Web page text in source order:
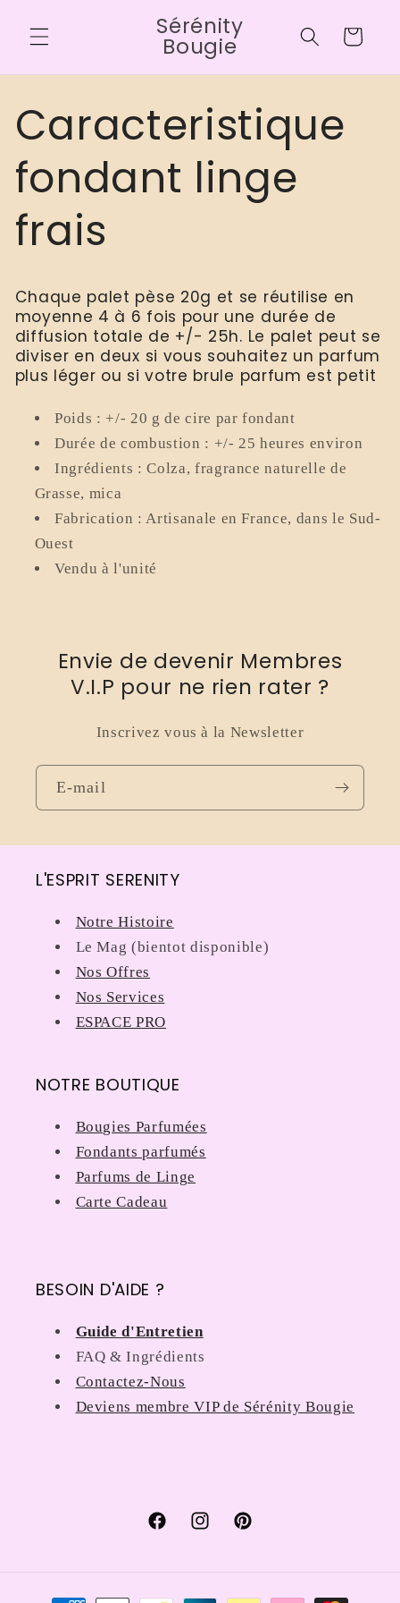
au
Sérénity
Bougie Panier
Caracteristique
fondant linge
frais
Chaque palet pèse 20g et se réutilise en
moyenne 4 à 6 fois pour une durée de
diffusion totale de +/- 25h. Le palet peut se
diviser en deux si vous souhaitez un parfum
plus léger ou si votre brule parfum est petit
Poids : +/- 20 g de cire par fondant
Durée de combustion : +/- 25 heures environ
Ingrédients : Colza, fragrance naturelle de
Grasse, mica
Fabrication : Artisanale en France, dans le Sud-
Ouest
Vendu à l'unité
Envie de devenir Membres
V.I.P pour ne rien rater ?
Inscrivez vous à la Newsletter
E-mail
L'ESPRIT SERENITY
Notre Histoire
Le Mag (bientot disponible)
Nos Offres
Nos Services
ESPACE PRO
NOTRE BOUTIQUE
Bougies Parfumées
Fondants parfumés
Parfums de Linge
Carte Cadeau
BESOIN D'AIDE ?
Guide d'Entretien
FAQ & Ingrédients
Contactez-Nous
Deviens membre VIP de Sérénity Bougie
FacebookInstagramPinterest
Moyens